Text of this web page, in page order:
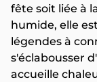
fête soit liée à
humide, elle
légendes à
s'éclabousser
accueille